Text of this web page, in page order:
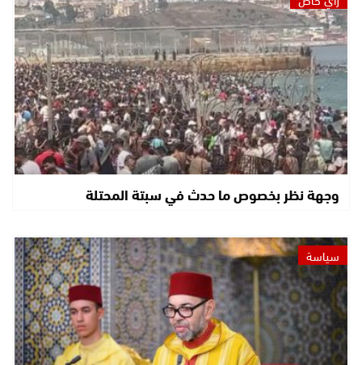
وجهة نظر بخصوص ما حدث في سبتة المحتلة
سياسة